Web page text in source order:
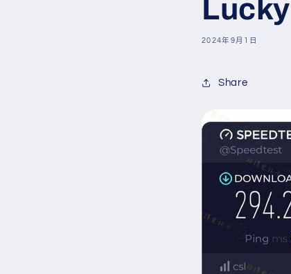
2024年9月1日
Share